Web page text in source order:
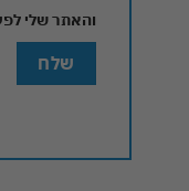
והאתר שלי